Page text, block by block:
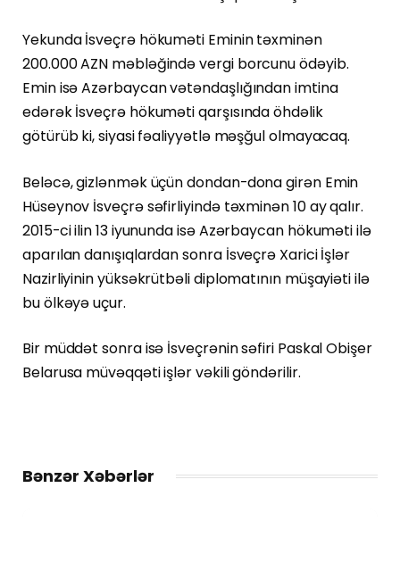
Yekunda İsveçrə hökuməti Eminin təxminən
200.000 AZN məbləğində vergi borcunu ödəyib.
Emin isə Azərbaycan vətəndaşlığından imtina
edərək İsveçrə hökuməti qarşısında öhdəlik
götürüb ki, siyasi fəaliyyətlə məşğul olmayacaq.
Beləcə, gizlənmək üçün dondan-dona girən Emin
Hüseynov İsveçrə səfirliyində təxminən 10 ay qalır.
2015-ci ilin 13 iyununda isə Azərbaycan hökuməti ilə
aparılan danışıqlardan sonra İsveçrə Xarici İşlər
Nazirliyinin yüksəkrütbəli diplomatının müşayiəti ilə
bu ölkəyə uçur.
Bir müddət sonra isə İsveçrənin səfiri Paskal Obişer
Belarusa müvəqqəti işlər vəkili göndərilir.
Bənzər Xəbərlər